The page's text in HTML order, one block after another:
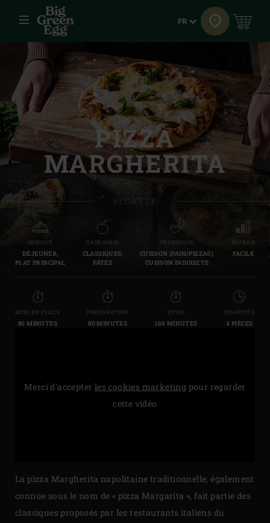
Menu Langue
FR
PIZZA
MARGHERITA
RECETTE
SERVICE
DÉJEUNER,
PLAT PRINCIPAL
CATÉGORIE
CLASSIQUES,
PÂTES
TECHNIQUE
CUISSON (PAIN/PIZZAS),
CUISSON INDIRECTE
NIVEAU
FACILE
MISE EN PLACE
80 MINUTES
PRÉPARATION
80 MINUTES
TOTAL
160 MINUTES
QUANTITÉ
4 PIÈCES
Merci d'accepter les cookies marketing pour regarder
cette vidéo
La pizza Margherita napolitaine traditionnelle, également
connue sous le nom de « pizza Margarita », fait partie des
classiques proposés par les restaurants italiens du